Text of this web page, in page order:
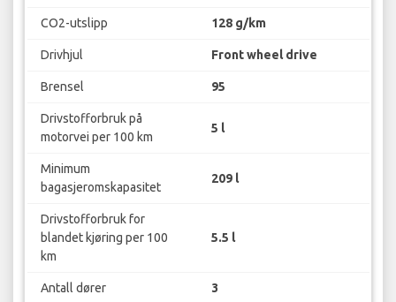
CO2-utslipp 128 g/km
Drivhjul Front wheel drive
Brensel 95
Drivstofforbruk på
motorvei per 100 km
5 l
Minimum
bagasjeromskapasitet
209 l
Drivstofforbruk for
blandet kjøring per 100
km
5.5 l
Antall dører 3